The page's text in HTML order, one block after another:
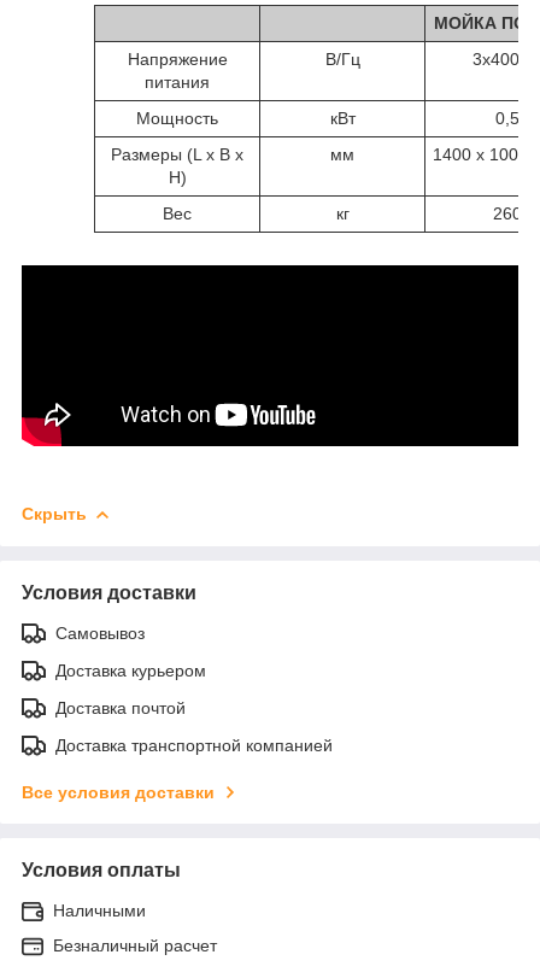
МОЙКА
Напряжение
питания
В/Гц 3x400/
Мощность кВт
0,5
Размеры (L x B x
H)
мм 1400 x 1000
Вес кг 260
Скрыть
Условия доставки
Самовывоз
Доставка курьером
Доставка почтой
Доставка транспортной компанией
Все условия доставки
Условия оплаты
Наличными
Безналичный расчет